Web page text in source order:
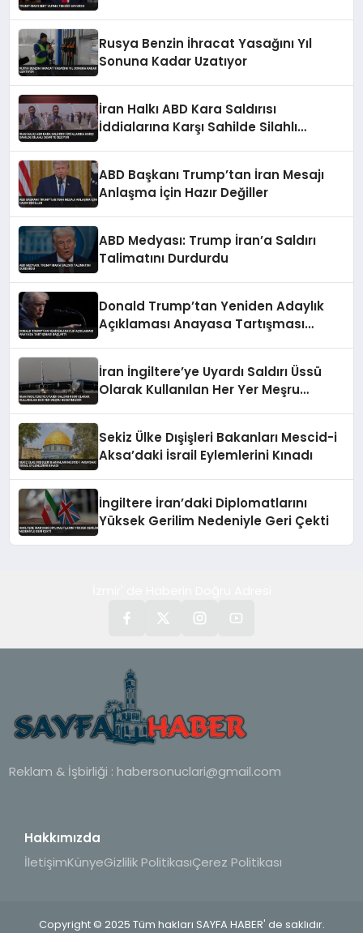
Rusya Benzin İhracat Yasağını Yıl
Sonuna Kadar Uzatıyor
İran Halkı ABD Kara Saldırısı
İddialarına Karşı Sahilde Silahlı
ABD Başkanı Trump’tan İran Mesajı
Anlaşma İçin Hazır Değiller
ABD Medyası: Trump İran’a Saldırı
Talimatını Durdurdu
Donald Trump’tan Yeniden Adaylık
Açıklaması Anayasa Tartışması
İran İngiltere’ye Uyardı Saldırı Üssü
Olarak Kullanılan Her Yer Meşru
Sekiz Ülke Dışişleri Bakanları Mescid-i
Aksa’daki İsrail Eylemlerini Kınadı
İngiltere İran’daki Diplomatlarını
Yüksek Gerilim Nedeniyle Geri Çekti
Reklam & İşbirliği : habersonuclari@gmail.com
Hakkımızda
İletişimKünyeGizlilik PolitikasıÇerez Politikası
Copyright © 2025 Tüm hakları SAYFA HABER' de saklıdır.